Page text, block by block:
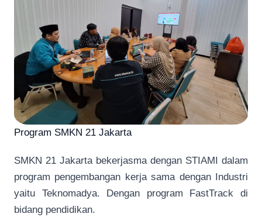
Program SMKN 21 Jakarta
SMKN 21 Jakarta bekerjasma dengan STIAMI dalam
program pengembangan kerja sama dengan Industri
yaitu Teknomadya. Dengan program FastTrack di
bidang pendidikan.